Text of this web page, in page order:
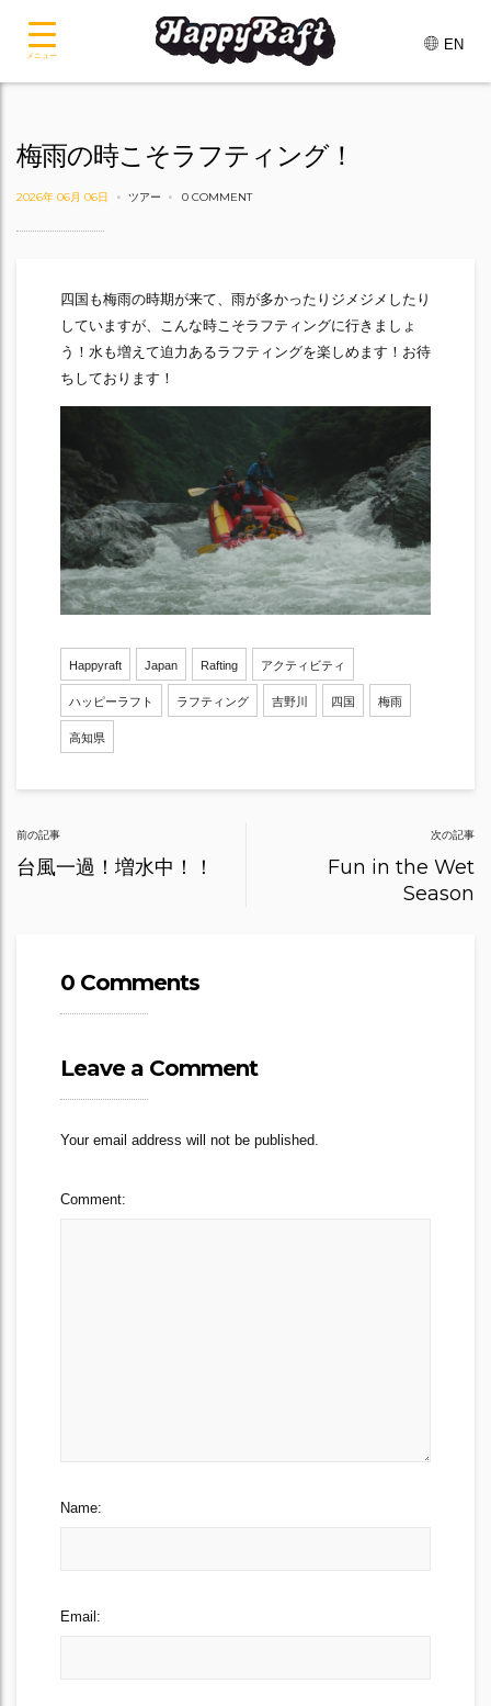
EN
梅雨の時こそラフティング！
2026年 06月 06日 ツアー 0 COMMENT
四国も梅雨の時期が来て、雨が多かったりジメジメしたり
していますが、こんな時こそラフティングに行きましょ
う！水も増えて迫力あるラフティングを楽しめます！お待
ちしております！
Happyraft Japan Rafting アクティビティ
ハッピーラフト ラフティング 吉野川 四国 梅雨
高知県
Post
navigation
前の記事
台風一過！増水中！！
次の記事
Fun in the Wet
Season
0 Comments
Leave a Comment
Your email address will not be published.
Comment:
Name:
Email:
メニュー